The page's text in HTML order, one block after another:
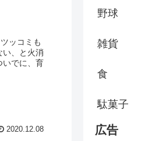
ッコミも
い、と火消
いでに、育
2020.12.08
野球
雑貨
食
駄菓子
広告